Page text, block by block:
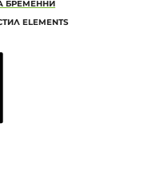
БРЕМЕННИ
ELEMENTS